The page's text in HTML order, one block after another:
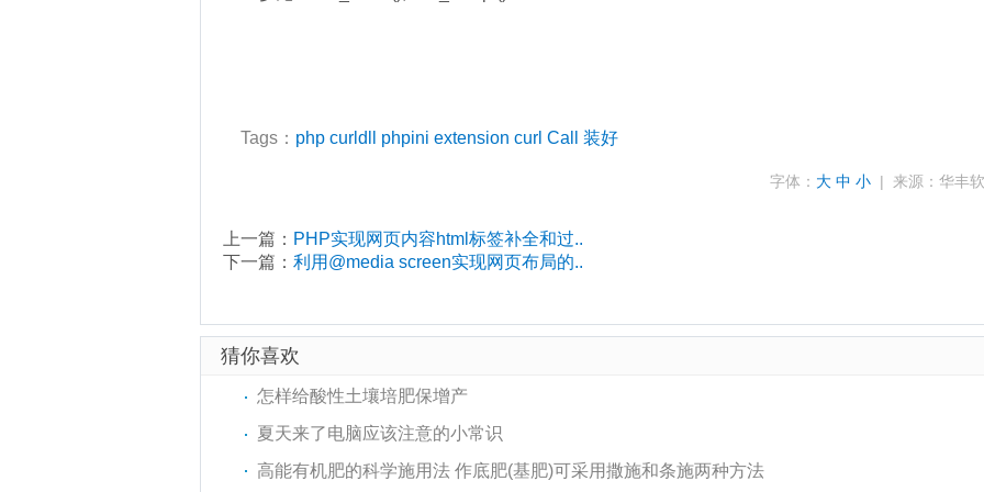
Tags： php curldll phpini extension curl Call 装好
字体： 大 中 小 | 来源：华丰
上一篇： PHP实现网页内容html标签补全和过..
下一篇： 利用@media screen实现网页布局的..
猜你喜欢
怎样给酸性土壤培肥保增产
夏天来了电脑应该注意的小常识
高能有机肥的科学施用法 作底肥(基肥)可采用撒施和条施两种方法